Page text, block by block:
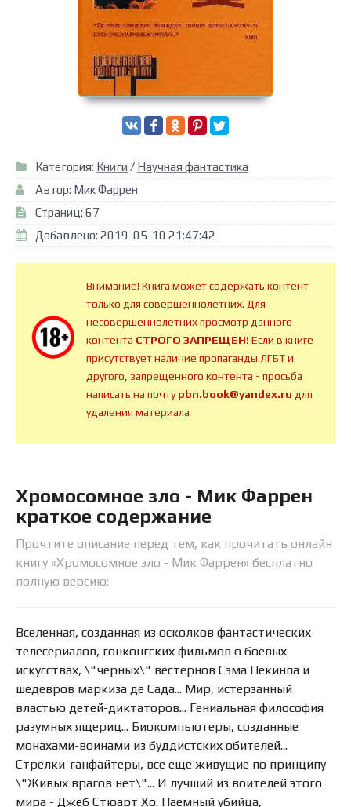
Категория: Книги / Научная фантастика
Автор: Мик Фаррен
Страниц: 67
Добавлено: 2019-05-10 21:47:42
Внимание! Книга может содержать контент
только для совершеннолетних. Для
несовершеннолетних просмотр данного
контента СТРОГО ЗАПРЕЩЕН!Если в книге
присутствует наличие пропаганды ЛГБТ и
другого, запрещенного контента - просьба
написать на почтуpbn.book@yandex.ru для
удаления материала
Хромосомное зло - Мик Фаррен
краткое содержание
Прочтите описание перед тем, как прочитать онлайн
книгу «Хромосомное зло - Мик Фаррен» бесплатно
полную версию:
Вселенная, созданная из осколков фантастических
телесериалов, гонконгских фильмов о боевых
искусствах, \"черных\" вестернов Сэма Пекинпа и
шедевров маркиза де Сада... Мир, истерзанный
властью детей-диктаторов... Гениальная философия
разумных ящериц... Биокомпьютеры, созданные
монахами-воинами из буддистских обителей...
Стрелки-ганфайтеры, все еще живущие по принципу
\"Живых врагов нет\"... И лучший из воителей этого
мира - Джеб Стюарт Хо. Наемный убийца,